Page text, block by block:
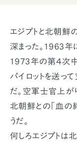
エジプトと北朝鮮
深まった。1963年
1973年の第４次
パイロットを送っ
だ。空軍士官上が
北朝鮮との「血の
うだ。
何しろエジプトは